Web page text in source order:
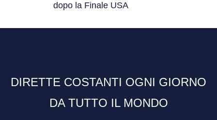
dopo la Finale USA
DIRETTE COSTANTI OGNI GIORNO
DA TUTTO IL MONDO